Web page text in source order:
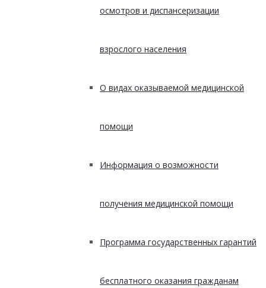
осмотров и диспансеризации
взрослого населения
О видах оказываемой медицинской
помощи
Информация о возможности
получения медицинской помощи
Программа государственных гарантий
бесплатного оказания гражданам